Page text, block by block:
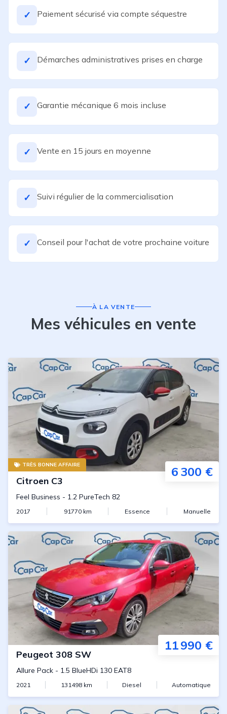
✓ Paiement sécurisé via compte séquestre
✓ Démarches administratives prises en charge
✓ Garantie mécanique 6 mois incluse
✓ Vente en 15 jours en moyenne
✓ Suivi régulier de la commercialisation
✓ Conseil pour l'achat de votre prochaine voiture
À LA VENTE
Mes véhicules en vente
TRÈS BONNE AFFAIRE 6 300 €
Citroen C3
Feel Business - 1.2 PureTech 82
2017 91770km Essence Manuelle
11 990 €
Peugeot 308 SW
Allure Pack - 1.5 BlueHDi 130 EAT8
2021 131498km Diesel Automatique